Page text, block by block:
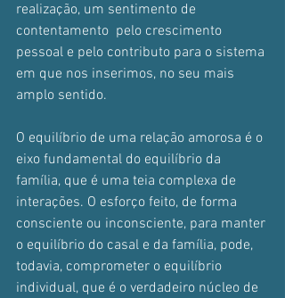
realização, um sentimento de
contentamento  pelo crescimento
pessoal e pelo contributo para o sistema
em que nos inserimos, no seu mais
amplo sentido.
O equilíbrio de uma relação amorosa é o
eixo fundamental do equilíbrio da
família, que é uma teia complexa de
interações. O esforço feito, de forma
consciente ou inconsciente, para manter
o equilíbrio do casal e da família, pode,
todavia, comprometer o equilíbrio
individual, que é o verdadeiro núcleo de